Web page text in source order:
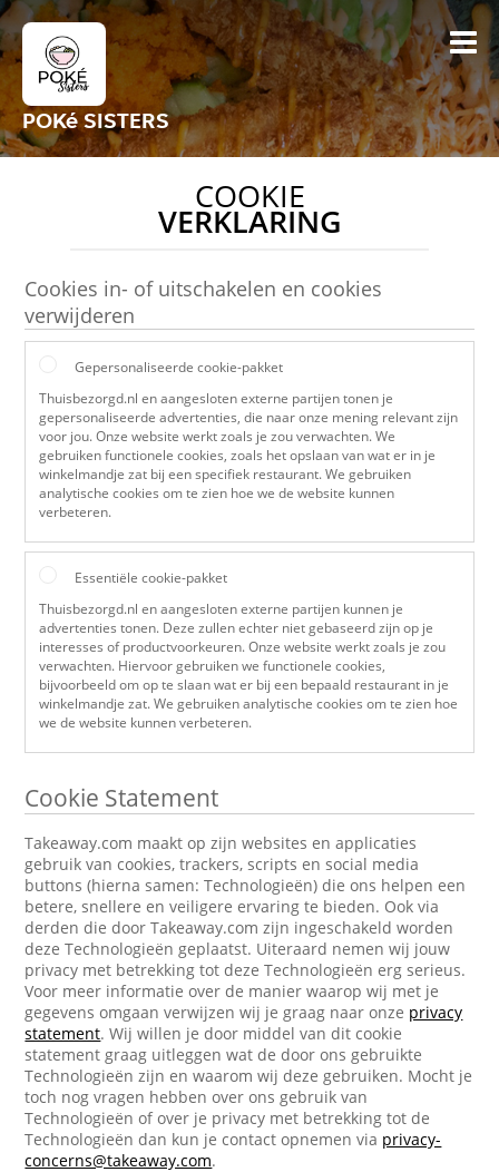
POKé SISTERS
COOKIE
VERKLARING
Cookies in- of uitschakelen en cookies
verwijderen
Gepersonaliseerde cookie-pakket
Thuisbezorgd.nl en aangesloten externe partijen tonen je
gepersonaliseerde advertenties, die naar onze mening relevant zijn
voor jou. Onze website werkt zoals je zou verwachten. We
gebruiken functionele cookies, zoals het opslaan van wat er in je
winkelmandje zat bij een specifiek restaurant. We gebruiken
analytische cookies om te zien hoe we de website kunnen
verbeteren.
Essentiële cookie-pakket
Thuisbezorgd.nl en aangesloten externe partijen kunnen je
advertenties tonen. Deze zullen echter niet gebaseerd zijn op je
interesses of productvoorkeuren. Onze website werkt zoals je zou
verwachten. Hiervoor gebruiken we functionele cookies,
bijvoorbeeld om op te slaan wat er bij een bepaald restaurant in je
winkelmandje zat. We gebruiken analytische cookies om te zien hoe
we de website kunnen verbeteren.
Cookie Statement
Takeaway.com maakt op zijn websites en applicaties
gebruik van cookies, trackers, scripts en social media
buttons (hierna samen: Technologieën) die ons helpen een
betere, snellere en veiligere ervaring te bieden. Ook via
derden die door Takeaway.com zijn ingeschakeld worden
deze Technologieën geplaatst. Uiteraard nemen wij jouw
privacy met betrekking tot deze Technologieën erg serieus.
Voor meer informatie over de manier waarop wij met je
gegevens omgaan verwijzen wij je graag naar onze privacy
statement. Wij willen je door middel van dit cookie
statement graag uitleggen wat de door ons gebruikte
Technologieën zijn en waarom wij deze gebruiken. Mocht je
toch nog vragen hebben over ons gebruik van
Technologieën of over je privacy met betrekking tot de
Technologieën dan kun je contact opnemen via privacy-
concerns@takeaway.com.